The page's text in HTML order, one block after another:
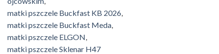
matki pszczele Buckfast KB 2026,
matki pszczele Buckfast Meda,
matki pszczele ELGON,
matki pszczele Sklenar H47